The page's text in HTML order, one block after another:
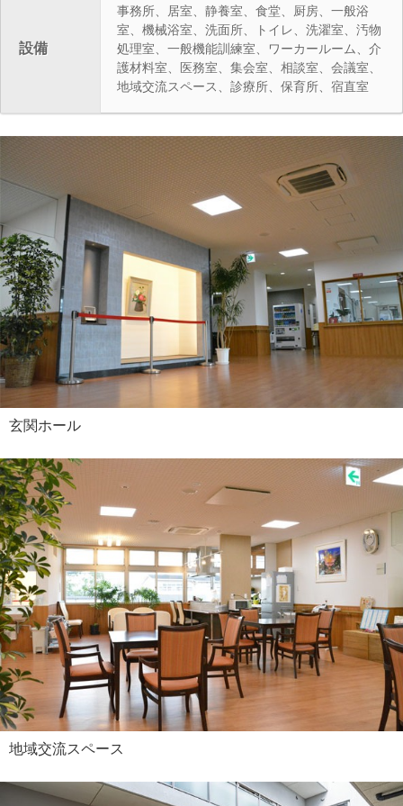
設備
事務所、居室、静養室、食堂、厨房、一般浴
室、機械浴室、洗面所、トイレ、洗濯室、汚物
処理室、一般機能訓練室、ワーカールーム、介
護材料室、医務室、集会室、相談室、会議室、
地域交流スペース、診療所、保育所、宿直室
玄関ホール
地域交流スペース